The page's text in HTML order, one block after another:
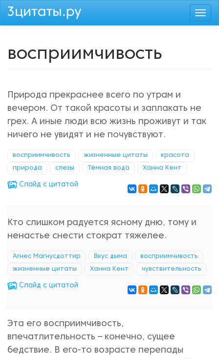
Перейти
восприимчивость
Природа прекраснее всего по утрам и
вечером. От такой красоты и заплакать не
грех. А иные люди всю жизнь проживут и так
ничего не увидят и не почувствуют.
восприимчивость жизненные цитаты красота
природа слезы Тёмная вода Ханна Кент
Cлайд с цитатой
Кто слишком радуется ясному дню, тому и
ненастье снести стократ тяжелее.
Агнес Магнусдоттир Вкус дыма восприимчивость
жизненные цитаты Ханна Кент чувствительность
Cлайд с цитатой
Эта его восприимчивость,
впечатлительность – конечно, сущее
бедствие. В его-то возрасте перепады